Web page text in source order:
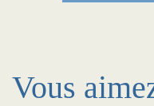
Vous